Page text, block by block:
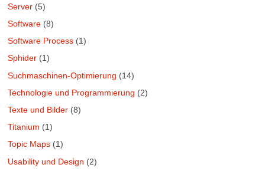
Server (5)
Software (8)
Software Process (1)
Sphider (1)
Suchmaschinen-Optimierung (14)
Technologie und Programmierung (2)
Texte und Bilder (8)
Titanium (1)
Topic Maps (1)
Usability und Design (2)